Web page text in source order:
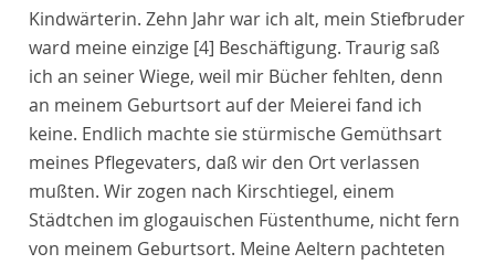
Kindwärterin. Zehn Jahr war ich alt, mein Stiefbruder
ward meine einzige [4] Beschäftigung. Traurig saß
ich an seiner Wiege, weil mir Bücher fehlten, denn
an meinem Geburtsort auf der Meierei fand ich
keine. Endlich machte sie stürmische Gemüthsart
meines Pflegevaters, daß wir den Ort verlassen
mußten. Wir zogen nach Kirschtiegel, einem
Städtchen im glogauischen Füstenthume, nicht fern
von meinem Geburtsort. Meine Aeltern pachteten